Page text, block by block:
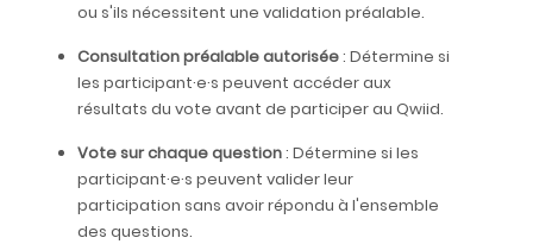
ou s'ils nécessitent une validation préalable.
Consultation préalable autorisée: Détermine si
les participant·e·s peuvent accéder aux
résultats du vote avant de participer au Qwiid.
Vote sur chaque question: Détermine si les
participant·e·s peuvent valider leur
participation sans avoir répondu à l'ensemble
des questions.